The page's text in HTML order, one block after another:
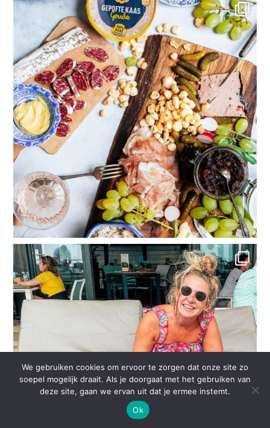
We gebruiken cookies om ervoor te zorgen dat onze site zo
soepel mogelijk draait. Als je doorgaat met het gebruiken van
deze site, gaan we ervan uit dat je ermee instemt.
Ok